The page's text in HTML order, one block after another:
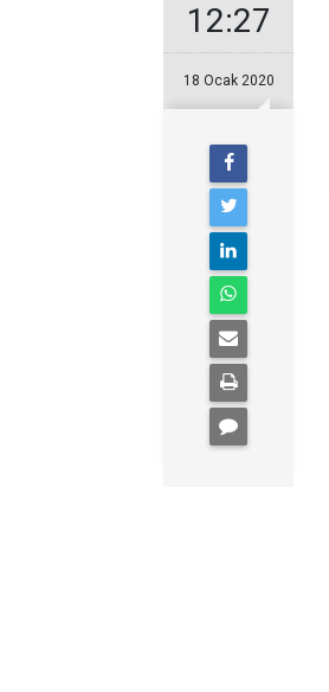
12:27
18 Ocak 2020